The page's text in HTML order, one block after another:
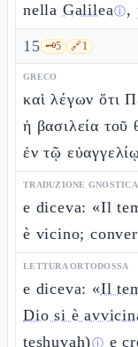
nella Galileaⓘ,
15 🗝️5 🔗1
GRECO
καὶ λέγων ὅτι
ἡ βασιλεία τοῦ
ἐν τῷ
TRADUZIONE GNOSTICA
e diceva: «Il
è vicino;
LETTURA ORTODOSSA
e diceva: «Il
Dio si è
teshuvah)ⓘ e